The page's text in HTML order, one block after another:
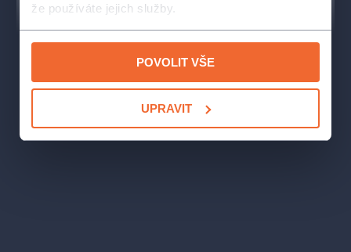
že používáte jejich služby.
POVOLIT VŠE
UPRAVIT
Režie : Roman Groszmann
Scéna: Michal Hejmovský
: Michal Hejmovský
Pohybová spolupráce: Hana Halberstadt